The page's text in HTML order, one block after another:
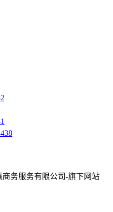
商务服务有限公司-旗下网站